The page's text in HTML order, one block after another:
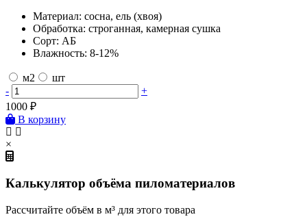
Материал: сосна, ель (хвоя)
Обработка: строганная, камерная сушка
Сорт: АБ
Влажность: 8-12%
м2
шт
-
+
1000 ₽
В корзину
×
Калькулятор объёма пиломатериалов
Рассчитайте объём в м³ для этого товара